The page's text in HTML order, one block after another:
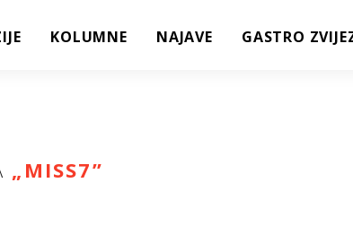
KOLUMNE NAJAVE GASTRO
„MISS7”